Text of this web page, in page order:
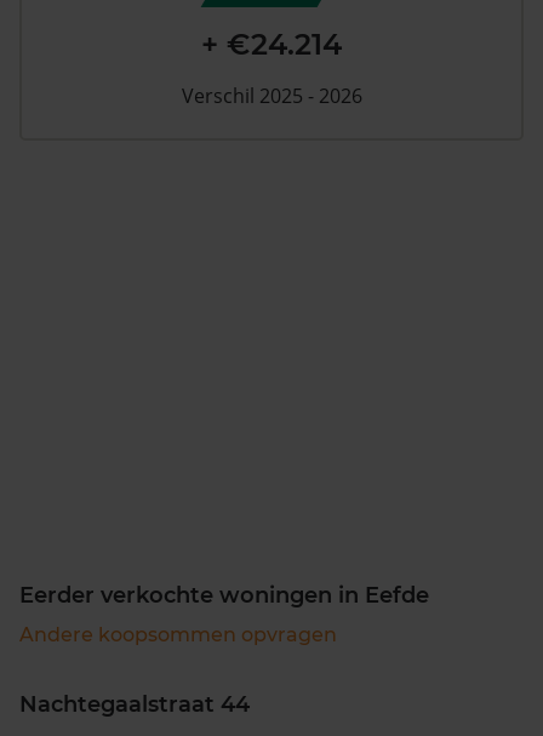
+ €24.214
Verschil 2025 - 2026
Eerder verkochte woningen in Eefde
Andere koopsommen opvragen
Nachtegaalstraat 44